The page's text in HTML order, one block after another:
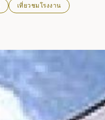
เที่ยวชมโรงงาน